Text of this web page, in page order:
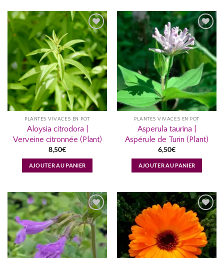
AJOUTER
À MA
LISTE
D’ENVIES...
PLANTES VIVACES EN POT
Aloysia citrodora |
Verveine citronnée (Plant)
8,50€
AJOUTER AU PANIER
AJOUTER
À MA
LISTE
D’ENVIES...
PLANTES VIVACES EN POT
Asperula taurina |
Aspérule de Turin (Plant)
6,50€
AJOUTER AU PANIER
AJOUTER
À MA
LISTE
D’ENVIES...
AJOUTER
À MA
LISTE
D’ENVIES...